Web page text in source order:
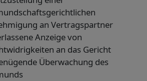
an Vertragspartner
Anzeige von
an das Gericht
Überwachung des